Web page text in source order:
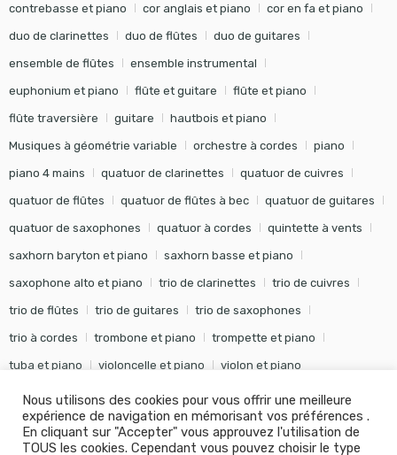
contrebasse et piano cor anglais et piano cor en fa et piano
duo de clarinettes duo de flûtes duo de guitares
ensemble de flûtes ensemble instrumental
euphonium et piano flûte et guitare flûte et piano
flûte traversière guitare hautbois et piano
Musiques à géométrie variable orchestre à cordes piano
piano 4 mains quatuor de clarinettes quatuor de cuivres
quatuor de flûtes quatuor de flûtes à bec quatuor de guitares
quatuor de saxophones quatuor à cordes quintette à vents
saxhorn baryton et piano saxhorn basse et piano
saxophone alto et piano trio de clarinettes trio de cuivres
trio de flûtes trio de guitares trio de saxophones
trio à cordes trombone et piano trompette et piano
tuba et piano violoncelle et piano violon et piano
Nous utilisons des cookies pour vous offrir une meilleure
expérience de navigation en mémorisant vos préférences .
En cliquant sur "Accepter" vous approuvez l'utilisation de
TOUS les cookies. Cependant vous pouvez choisir le type